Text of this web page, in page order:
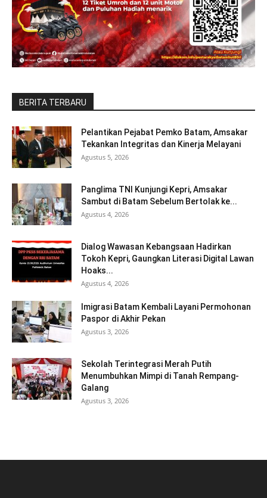
BERITA TERBARU
Pelantikan Pejabat Pemko Batam, Amsakar
Tekankan Integritas dan Kinerja Melayani
Agustus 5, 2026
Panglima TNI Kunjungi Kepri, Amsakar
Sambut di Batam Sebelum Bertolak ke...
Agustus 4, 2026
Dialog Wawasan Kebangsaan Hadirkan
Tokoh Kepri, Gaungkan Literasi Digital Lawan
Hoaks...
Agustus 4, 2026
Imigrasi Batam Kembali Layani Permohonan
Paspor di Akhir Pekan
Agustus 3, 2026
Sekolah Terintegrasi Merah Putih
Menumbuhkan Mimpi di Tanah Rempang-
Galang
Agustus 3, 2026